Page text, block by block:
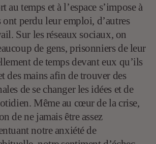
au temps et à l’espace s’impose à
ont perdu leur emploi, d’autres
Sur les réseaux sociaux, on
de gens, prisonniers de leur
de temps devant eux qu’ils
des mains afin de trouver des
de se changer les idées et de
Même au cœur de la crise,
de ne jamais être assez
notre anxiété de